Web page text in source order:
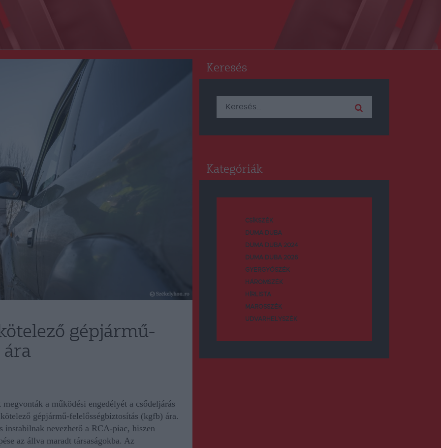
gépjármű-
ára
megvonták a működési engedélyét a csődeljárás
gépjármű-felelősségbiztosítás (kgfb) ára.
instabilnak nevezhető a RCA-piac, hiszen
az állva maradt társaságokba. Az
Keresés
Keresés:
Kategóriák
CSÍKSZÉK
DUMA DUBA
DUMA DUBA 2024
DUMA DUBA 2026
GYERGYÓSZÉK
HÁROMSZÉK
HÍRLISTA
MAROSSZÉK
UDVARHELYSZÉK